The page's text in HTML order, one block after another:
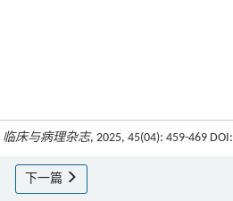
临床与病理杂志, 2025, 45(04): 459-469 DOI:
下一篇